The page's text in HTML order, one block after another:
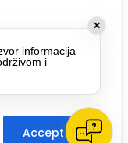
experience,
analyze our
to our use
Accept All
za
te se
✕
informacija
i